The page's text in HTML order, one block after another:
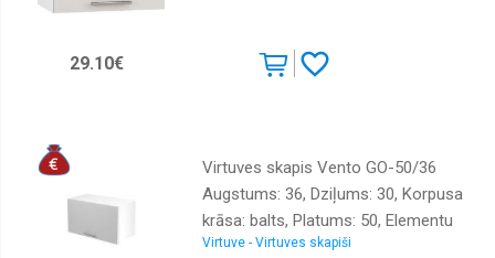
29.10€
Virtuves skapis Vento GO-50/36
Augstums: 36, Dziļums: 30, Korpusa
krāsa: balts, Platums: 50, Elementu
krāsa: gaiši pelēks, Ar durtiņam: 1,
Virtuve - Virtuves skapiši